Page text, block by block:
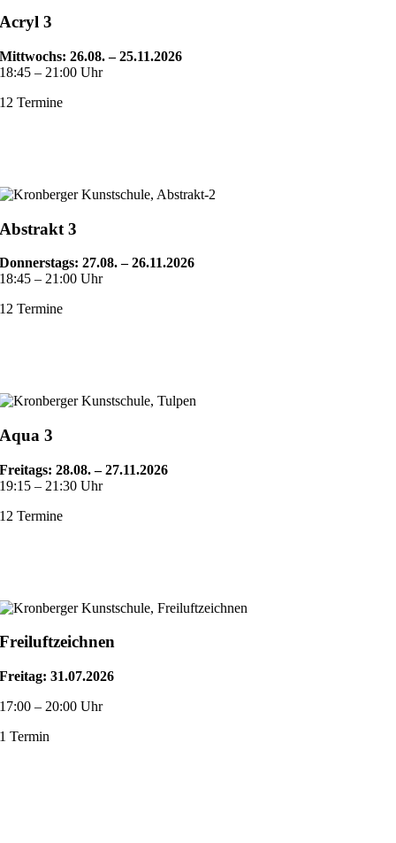
Acryl 3
Mittwochs:26.08. – 25.11.2026
18:45 – 21:00 Uhr
12 Termine
Abstrakt 3
Donnerstags:27.08. – 26.11.2026
18:45 – 21:00 Uhr
12 Termine
Aqua 3
Freitags: 28.08.– 27.11.2026
19:15 – 21:30 Uhr
12 Termine
Freiluftzeichnen
Freitag:31.07.2026
17:00 – 20:00 Uhr
1 Termin